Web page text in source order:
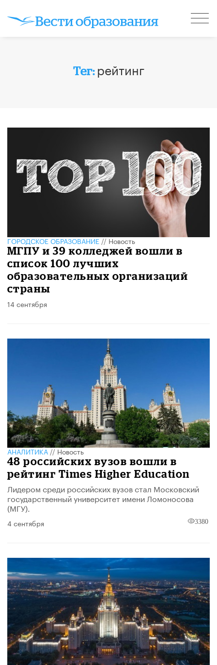
Тег: рейтинг
ГОРОДСКОЕ ОБРАЗОВАНИЕ//Новость
МГПУ и 39 колледжей вошли в
список 100 лучших
образовательных организаций
страны
14 сентября
АНАЛИТИКА//Новость
48 российских вузов вошли в
рейтинг Times Higher Education
Лидером среди российских вузов стал Московский
государственный университет имени Ломоносова
(МГУ).
4 сентября 3380